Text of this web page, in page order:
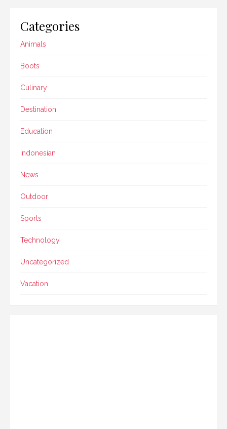
Categories
Animals
Boots
Culinary
Destination
Education
Indonesian
News
Outdoor
Sports
Technology
Uncategorized
Vacation